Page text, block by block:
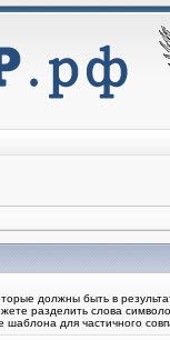
должны быть в
разделить слова
шаблона для частичного